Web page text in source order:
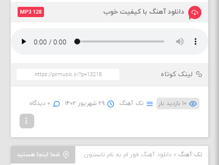
دانلود آهنگ با کیفیت خوب MP3 128
لینک کوتاه
۱۰ بازدید بار تک آهنگ ۲۹ شهریور ۱۴۰۲ ۰ دیدگاه
شما اینجا هستید تک آهنگ »دانلود آهنگ فور ام به نام تابستون